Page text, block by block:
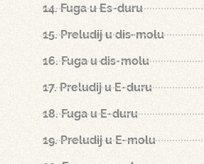
14. Fuga u Es-duru
15. Preludij u dis-molu
16. Fuga u dis-molu
17. Preludij u E-duru
18. Fuga u E-duru
19. Preludij u E-molu